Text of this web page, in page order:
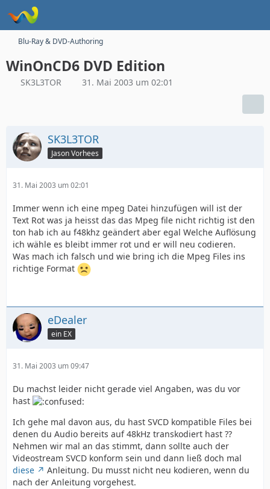
Blu-Ray & DVD-Authoring
WinOnCD6 DVD Edition
SK3L3TOR 31. Mai 2003 um 02:01
SK3L3TOR
Jason Vorhees
31. Mai 2003 um 02:01
Immer wenn ich eine mpeg Datei hinzufügen will ist der
Text Rot was ja heisst das das Mpeg file nicht richtig ist den
ton hab ich au f48khz geändert aber egal Welche Auflösung
ich wähle es bleibt immer rot und er will neu codieren.
Was mach ich falsch und wie bring ich die Mpeg Files ins
richtige Format
eDealer
ein EX
31. Mai 2003 um 09:47
Du machst leider nicht gerade viel Angaben, was du vor
hast
Ich gehe mal davon aus, du hast SVCD kompatible Files bei
denen du Audio bereits auf 48kHz transkodiert hast ??
Nehmen wir mal an das stimmt, dann sollte auch der
Videostream SVCD konform sein und dann ließ doch mal
diese
Anleitung. Du musst nicht neu kodieren, wenn du
nach der Anleitung vorgehest.